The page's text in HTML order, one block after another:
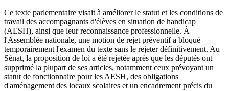
Ce texte parlementaire visait à améliorer le statut et les conditions de
travail des accompagnants d'élèves en situation de handicap
(AESH), ainsi que leur reconnaissance professionnelle. À
l'Assemblée nationale, une motion de rejet préventif a bloqué
temporairement l'examen du texte sans le rejeter définitivement. Au
Sénat, la proposition de loi a été rejetée après que les députés ont
supprimé la plupart de ses articles, notamment ceux prévoyant un
statut de fonctionnaire pour les AESH, des obligations
d'aménagement des locaux scolaires et un encadrement précis du